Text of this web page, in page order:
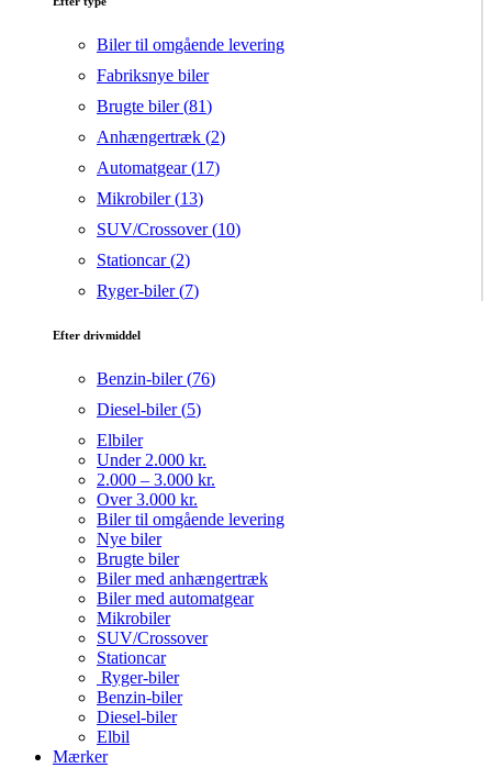
Biler til omgående levering
Fabriksnye biler
Brugte biler (81)
Anhængertræk (2)
Automatgear (17)
Mikrobiler (13)
SUV/Crossover (10)
Stationcar (2)
Ryger-biler (7)
Efter drivmiddel
Benzin-biler (76)
Diesel-biler (5)
Elbiler
Under 2.000 kr.
2.000 – 3.000 kr.
Over 3.000 kr.
Biler til omgående levering
Nye biler
Brugte biler
Biler med anhængertræk
Biler med automatgear
Mikrobiler
SUV/Crossover
Stationcar
Ryger-biler
Benzin-biler
Diesel-biler
Elbil
Mærker